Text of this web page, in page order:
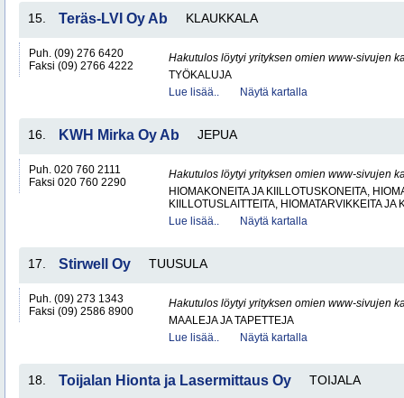
15. Teräs-LVI Oy Ab KLAUKKALA
Puh. (09) 276 6420
Faksi (09) 2766 4222
Hakutulos löytyi yrityksen omien www-sivujen
TYÖKALUJA
Lue lisää..
Näytä kartalla
16. KWH Mirka Oy Ab JEPUA
Puh. 020 760 2111
Faksi 020 760 2290
Hakutulos löytyi yrityksen omien www-sivujen
HIOMAKONEITA JA KIILLOTUSKONEITA,
KIILLOTUSLAITTEITA, HIOMATARVIKKEITA JA
Lue lisää..
Näytä kartalla
17. Stirwell Oy TUUSULA
Puh. (09) 273 1343
Faksi (09) 2586 8900
Hakutulos löytyi yrityksen omien www-sivujen
MAALEJA JA TAPETTEJA
Lue lisää..
Näytä kartalla
18. Toijalan Hionta ja Lasermittaus Oy TOIJALA